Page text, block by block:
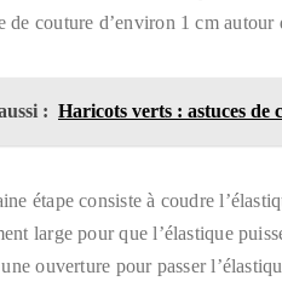
de couture d’environ 1 cm autour
: Haricots verts : astuces de
étape consiste à coudre
large pour que l’élastique
ouverture pour passer